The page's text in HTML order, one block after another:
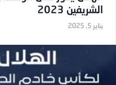
الشريفين 2023
يناير 5, 2025